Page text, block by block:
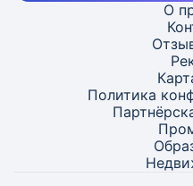
О
Политика